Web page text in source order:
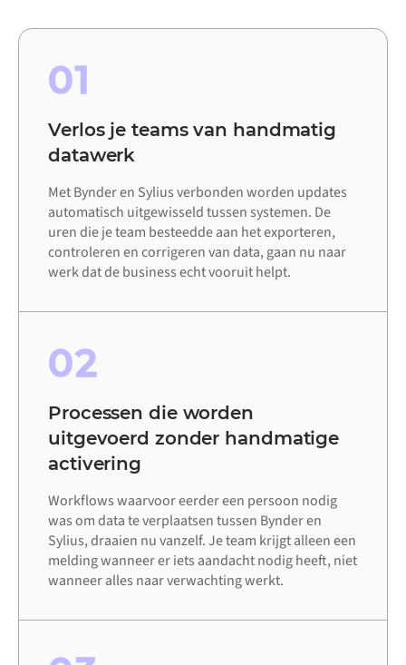
01
Verlos je teams van handmatig
datawerk
Met Bynder en Sylius verbonden worden updates
automatisch uitgewisseld tussen systemen. De
uren die je team besteedde aan het exporteren,
controleren en corrigeren van data, gaan nu naar
werk dat de business echt vooruit helpt.
02
Processen die worden
uitgevoerd zonder handmatige
activering
Workflows waarvoor eerder een persoon nodig
was om data te verplaatsen tussen Bynder en
Sylius, draaien nu vanzelf. Je team krijgt alleen een
melding wanneer er iets aandacht nodig heeft, niet
wanneer alles naar verwachting werkt.